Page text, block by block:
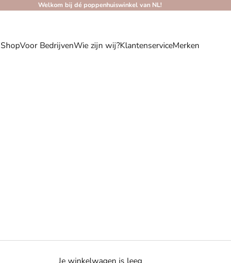
Welkom bij dé poppenhuiswinkel van NL!
ShopVoor BedrijvenWie zijn wij?KlantenserviceMerken